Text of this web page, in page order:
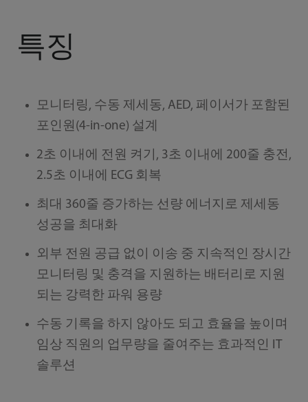
특징
모니터링, 수동 제세동, AED, 페이서가 포함된
포인원(4-in-one) 설계
2초 이내에 전원 켜기, 3초 이내에 200줄 충전,
2.5초 이내에 ECG 회복
최대 360줄 증가하는 선량 에너지로 제세동
성공을 최대화
외부 전원 공급 없이 이송 중 지속적인 장시간
모니터링 및 충격을 지원하는 배터리로 지원
되는 강력한 파워 용량
수동 기록을 하지 않아도 되고 효율을 높이며
임상 직원의 업무량을 줄여주는 효과적인 IT
솔루션